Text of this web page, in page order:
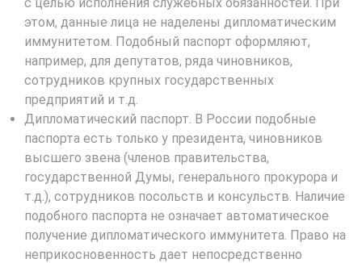
этом, данные лица не наделены дипломатическим
иммунитетом. Подобный паспорт оформляют,
например, для депутатов, ряда чиновников,
сотрудников крупных государственных
предприятий и т.д.
Дипломатический паспорт. В России подобные
паспорта есть только у президента, чиновников
высшего звена (членов правительства,
государственной Думы, генерального прокурора и
т.д.), сотрудников посольств и консульств. Наличие
подобного паспорта не означает автоматическое
получение дипломатического иммунитета. Право на
неприкосновенность дает непосредственно